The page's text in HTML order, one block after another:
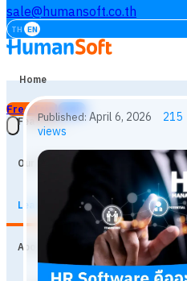
sale@humansoft.co.th
TH EN
Home
Features
Our Customers
Learning
About
Free Trial
Published:April 6, 2026